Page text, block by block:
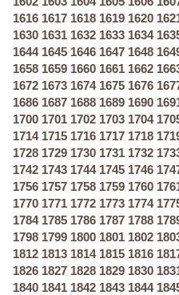
1616 1617 1618 1619 1620
1630 1631 1632 1633 1634
1644 1645 1646 1647 1648
1658 1659 1660 1661 1662
1672 1673 1674 1675 1676
1686 1687 1688 1689 1690
1700 1701 1702 1703 1704
1714 1715 1716 1717 1718
1728 1729 1730 1731 1732
1742 1743 1744 1745 1746
1756 1757 1758 1759 1760
1770 1771 1772 1773 1774
1784 1785 1786 1787 1788
1798 1799 1800 1801 1802
1812 1813 1814 1815 1816
1826 1827 1828 1829 1830
1840 1841 1842 1843 1844